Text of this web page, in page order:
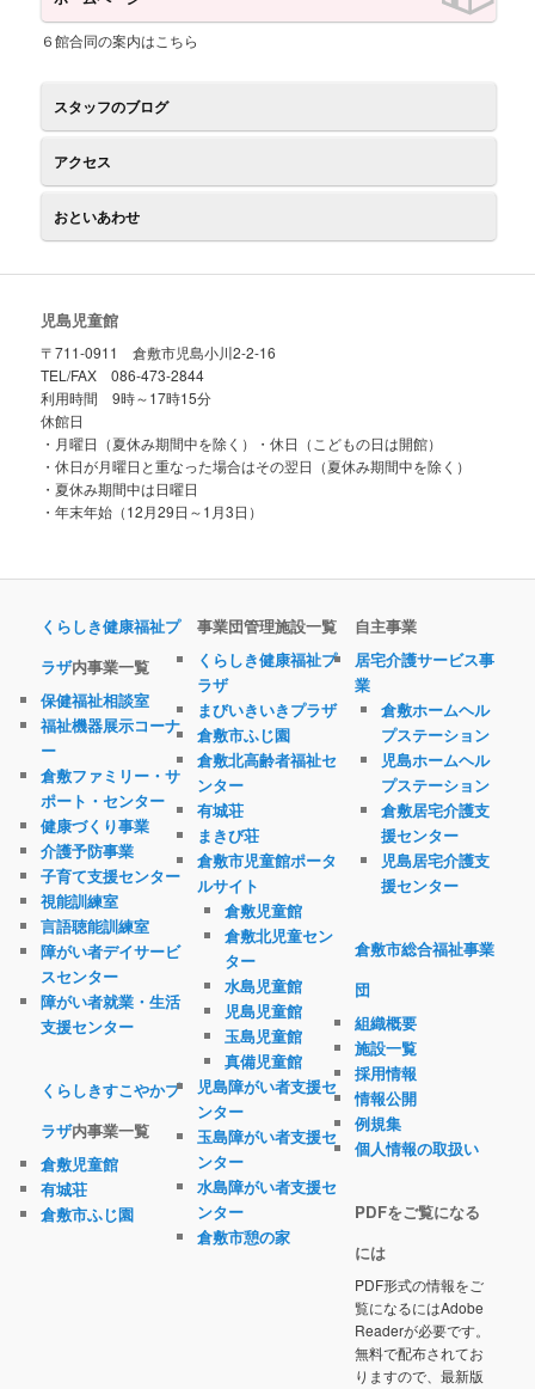
６館合同の案内はこちら
スタッフのブログ
アクセス
おといあわせ
児島児童館
〒711-0911 倉敷市児島小川2-2-16
TEL/FAX 086-473-2844
利用時間 9時～17時15分
休館日
・月曜日（夏休み期間中を除く）・休日（こどもの日は開館）
・休日が月曜日と重なった場合はその翌日（夏休み期間中を除く）
・夏休み期間中は日曜日
・年末年始（12月29日～1月3日）
くらしき健康福祉プ
ラザ内事業一覧
保健福祉相談室
福祉機器展示コーナ
ー
倉敷ファミリー・サ
ポート・センター
健康づくり事業
介護予防事業
子育て支援センター
視能訓練室
言語聴能訓練室
障がい者デイサービ
スセンター
障がい者就業・生活
支援センター
くらしきすこやかプ
ラザ内事業一覧
倉敷児童館
有城荘
倉敷市ふじ園
事業団管理施設一覧
くらしき健康福祉プ
ラザ
まびいきいきプラザ
倉敷市ふじ園
倉敷北高齢者福祉セ
ンター
有城荘
まきび荘
倉敷市児童館ポータ
ルサイト
倉敷児童館
倉敷北児童セン
ター
水島児童館
児島児童館
玉島児童館
真備児童館
児島障がい者支援セ
ンター
玉島障がい者支援セ
ンター
水島障がい者支援セ
ンター
倉敷市憩の家
自主事業
居宅介護サービス事
業
倉敷ホームヘル
プステーション
児島ホームヘル
プステーション
倉敷居宅介護支
援センター
児島居宅介護支
援センター
倉敷市総合福祉事業
団
組織概要
施設一覧
採用情報
情報公開
例規集
個人情報の取扱い
PDFをご覧になる
には
PDF形式の情報をご
覧になるにはAdobe
Readerが必要です。
無料で配布されてお
りますので、最新版